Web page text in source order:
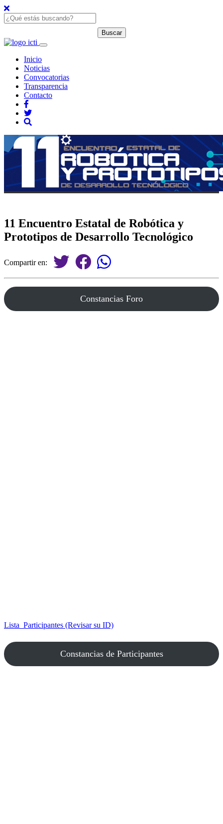
Inicio
Noticias
Convocatorias
Transparencia
Contacto
11 Encuentro Estatal de Robótica y
Prototipos de Desarrollo Tecnológico
Compartir en:
Constancias Foro
Lista_Participantes (Revisar su ID)
Constancias de Participantes